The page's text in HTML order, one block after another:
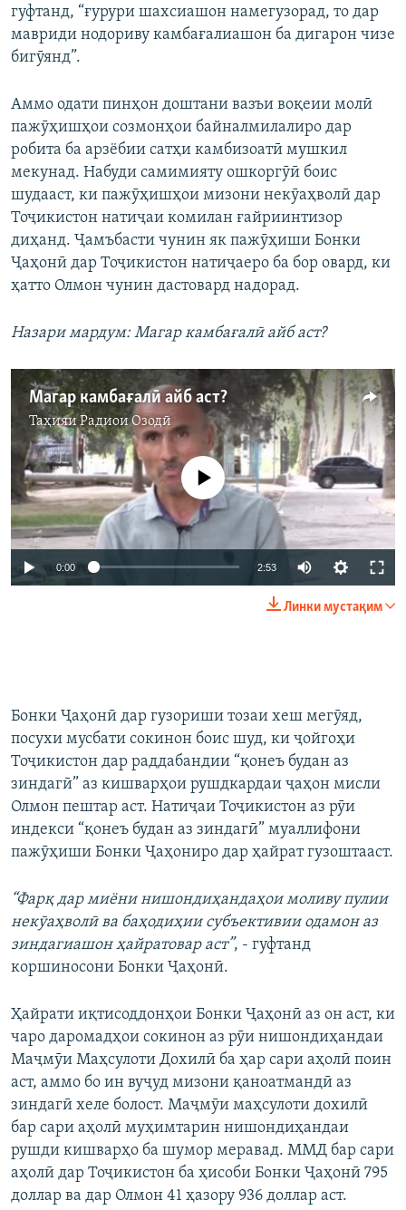
гуфтанд, “ғурури шахсиашон намегузорад, то дар
мавриди нодориву камбағалиашон ба дигарон чизе
бигӯянд”.
Аммо одати пинҳон доштани вазъи воқеии молӣ
пажӯҳишҳои созмонҳои байналмилалиро дар
робита ба арзёбии сатҳи камбизоатӣ мушкил
мекунад. Набуди самимияту ошкоргӯӣ боис
шудааст, ки пажӯҳишҳои мизони некӯаҳволӣ дар
Тоҷикистон натиҷаи комилан ғайриинтизор
диҳанд. Ҷамъбасти чунин як пажӯҳиши Бонки
Ҷаҳонӣ дар Тоҷикистон натиҷаеро ба бор овард, ки
ҳатто Олмон чунин дастовард надорад.
Назари мардум: Магар камбағалӣ айб аст?
Магар камбағалӣ айб аст?
ТаҳияиРадиои Озодӣ
Феълан кор намекунад
0:00 2:53
Линки мустақим
Бонки Ҷаҳонӣ дар гузориши тозаи хеш мегӯяд,
посухи мусбати сокинон боис шуд, ки ҷойгоҳи
Тоҷикистон дар раддабандии “қонеъ будан аз
зиндагӣ” аз кишварҳои рушдкардаи ҷаҳон мисли
Олмон пештар аст. Натиҷаи Тоҷикистон аз рӯи
индекси “қонеъ будан аз зиндагӣ” муаллифони
пажӯҳиши Бонки Ҷаҳониро дар ҳайрат гузоштааст.
“Фарқ дар миёни нишондиҳандаҳои моливу пулии
некӯаҳволӣ ва баҳодиҳии субъективии одамон аз
зиндагиашон ҳайратовар аст”, - гуфтанд
коршиносони Бонки Ҷаҳонӣ.
Ҳайрати иқтисоддонҳои Бонки Ҷаҳонӣ аз он аст, ки
чаро даромадҳои сокинон аз рӯи нишондиҳандаи
Маҷмӯи Маҳсулоти Дохилӣ ба ҳар сари аҳолӣ поин
аст, аммо бо ин вуҷуд мизони қаноатмандӣ аз
зиндагӣ хеле болост. Маҷмӯи маҳсулоти дохилӣ
бар сари аҳолӣ муҳимтарин нишондиҳандаи
рушди кишварҳо ба шумор меравад. ММД бар сари
аҳолӣ дар Тоҷикистон ба ҳисоби Бонки Ҷаҳонӣ 795
доллар ва дар Олмон 41 ҳазору 936 доллар аст.